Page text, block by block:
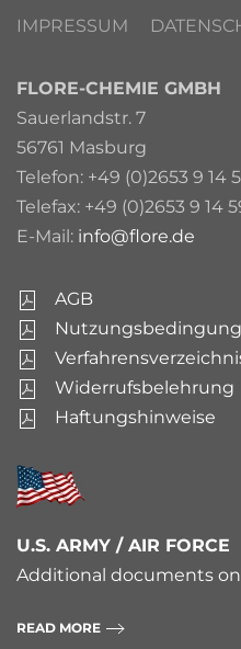
IMPRESSUM
FLORE-CHEMIE GMBH
Sauerlandstr. 7
56761 Masburg
Telefon: +49 (0)2653 9 14
Telefax: +49 (0)2653 9 14
E-Mail: info@flore.de
AGB
Widerrufsbelehrung
Haftungshinweise
U.S. ARMY / AIR FORCE
Additional documents
READ MORE